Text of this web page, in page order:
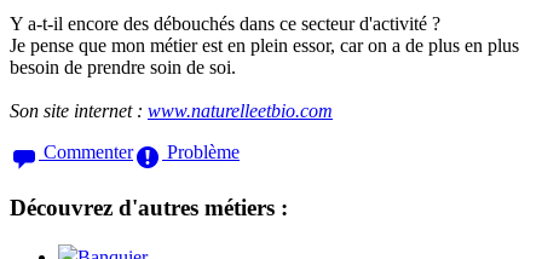
Y a-t-il encore des débouchés dans ce secteur d'activité ?
Je pense que mon métier est en plein essor, car on a de plus en plus
besoin de prendre soin de soi.
Son site internet : www.naturelleetbio.com
Commenter
Problème
Découvrez d'autres métiers :